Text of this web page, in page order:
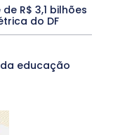
R$ 3,1 bilhões
do DF
educação